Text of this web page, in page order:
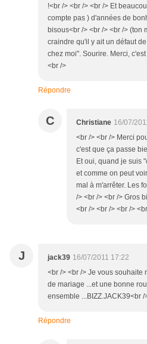
!<br /> <br /> <br /> Et
compte pas ) d'années de
bisous<br /> <br /> <br /> (ton
craindre qu'il y ait un défaut
chez moi". Sourire. Merci,
<br />
Répondre
C Christiane 16/07/
<br /> <br /> Merci
c'est que ça passe
Et oui, quand je suis
et comme on peut
mal à m'arrêter. Les
/> <br /> <br /> Gros
<br /> <br /> <br />
J jack39 16/07/2011 17:22
<br /> <br /> Je vous
de mariage ...et une bonne
ensemble ...BIZZ.JACK39<br /
Répondre